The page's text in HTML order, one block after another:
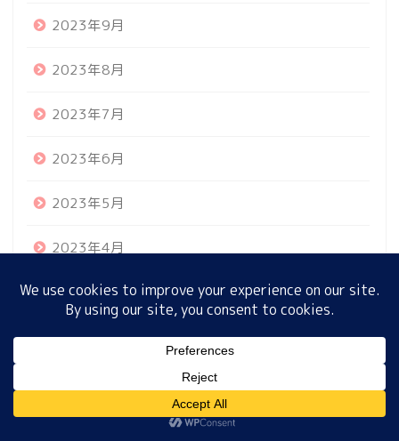
2023年9月
2023年8月
2023年7月
2023年6月
2023年5月
2023年4月
2023年3月
2023年2月
プロフィール サイトマップ